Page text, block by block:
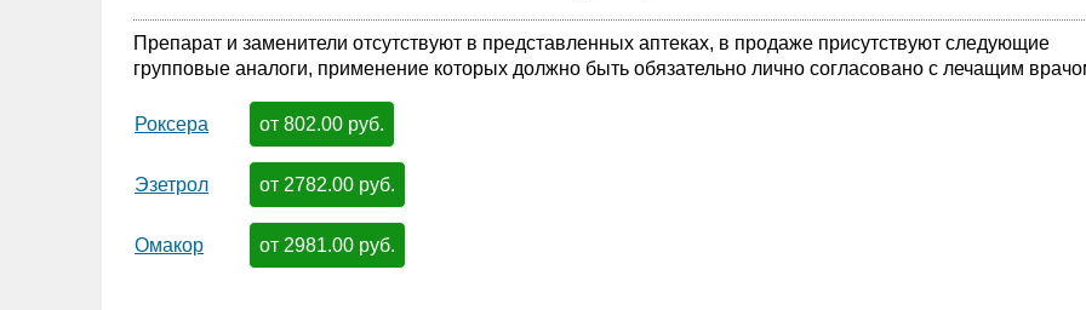
Препарат и заменители отсутствуют в представленных аптеках, в продаже присутствуют следующие
групповые аналоги, применение которых должно быть обязательно лично согласовано с лечащим
Роксера от 802.00 руб.
Эзетрол от 2782.00 руб.
Омакор от 2981.00 руб.